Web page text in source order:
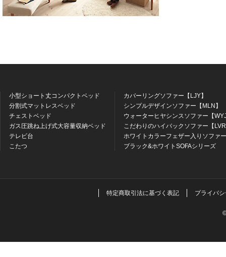
小型ショート丈コンパクトベッド
分割式マットレスベッド
チェストベッド
ガス圧跳ね上げ式大容量収納ベッド
テレビ台
こたつ
カバーリングソファー【LJY】
シンプルデザインソファー【MLN】
ウォーターヒヤシンスソファー【
こだわりのハイバックソファー【
ホワイトカラーフェザー入りソファ
ブラック&ホワイトSOFAシリーズ
特定商取引法に基づく表記 プライバ